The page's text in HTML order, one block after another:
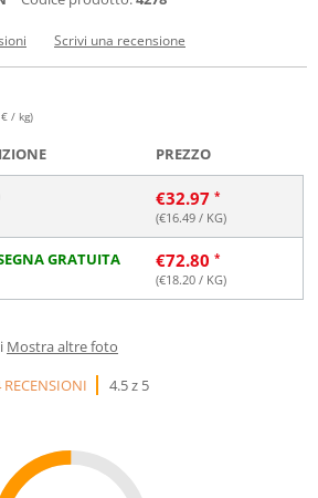
Scrivi una recensione
/ kg)
PREZZO
€32.97
(€16.49 / KG)
GRATUITA €72.80
(€18.20 / KG)
Mostra altre foto
RECENSIONI
4.5 z 5